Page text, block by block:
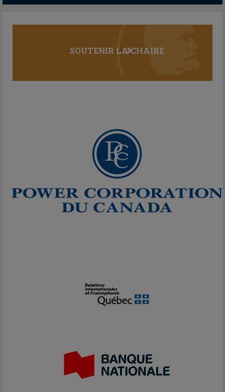
SOUTENIR LA CHAIRE